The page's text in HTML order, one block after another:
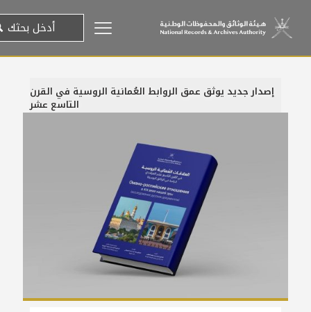
إصدار جديد يوثق عمق الروابط العُمانية الروسية في القرن
التاسع عشر